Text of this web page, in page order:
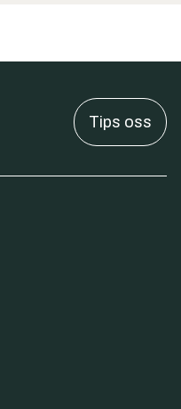
Tips oss